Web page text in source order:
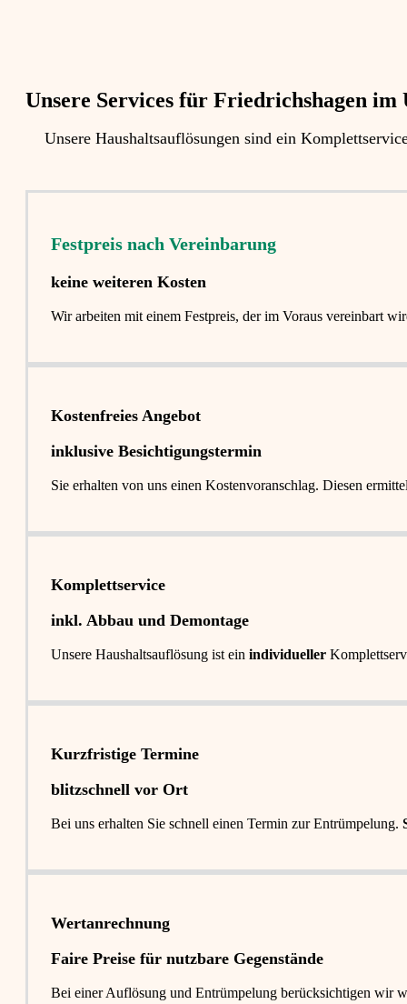
Unsere Services für Friedrichshagen
Unsere Haushaltsauflösungen sind ein
Festpreis nach Vereinbarung
keine weiteren Kosten
Wir arbeiten mit einem Festpreis, der im Voraus vereinbart
Kostenfreies Angebot
inklusive Besichtigungstermin
Sie erhalten von uns einen Kostenvoranschlag. Diesen
Komplettservice​
inkl. Abbau und Demontage​
Unsere Haushaltsauflösung ist ein individueller
Kurzfristige Termine​
blitzschnell vor Ort
Bei uns erhalten Sie schnell einen Termin zur Entrümpelung.
Wertanrechnung
Faire Preise für nutzbare Gegenstände
Bei einer Auflösung und Entrümpelung berücksichtigen wir